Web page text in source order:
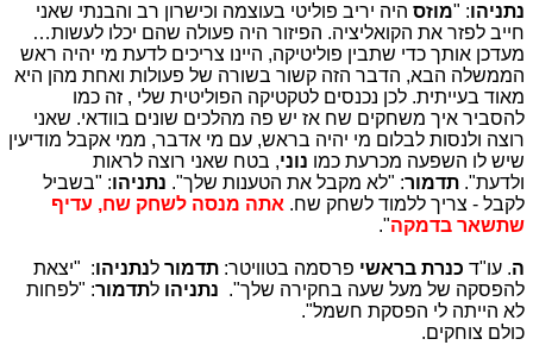
נתניהו: "מוזס היה יריב פוליטי בעוצמה וכישרון רב והבנתי שאני
חייב לפזר את הקואליציה. הפיזור היה פעולה שהם יכלו לעשות…
מעדכן אותך כדי שתבין פוליטיקה, היינו צריכים לדעת מי יהיה ראש
הממשלה הבא, הדבר הזה קשור בשורה של פעולות ואחת מהן היא
מאוד בעייתית. לכן נכנסים לטקטיקה הפוליטית שלי , זה כמו
להסביר איך משחקים שח אז יש פה מהלכים שונים בוודאי. שאני
רוצה ולנסות לבלום מי יהיה בראש, עם מי אדבר, ממי אקבל מודיעין
שיש לו השפעה מכרעת כמו נוני, בטח שאני רוצה לראות
ולדעת". תדמור: "לא מקבל את הטענות שלך". נתניהו: "בשביל
לקבל - צריך ללמוד לשחק שח. אתה מנסה לשחק שח, עדיף
שתשאר בדמקה".
ה. עו"ד כנרת בראשי פרסמה בטוויטר: תדמור לנתניהו: "יצאת
להפסקה של מעל שעה בחקירה שלך". נתניהו לתדמור: "לפחות
לא הייתה לי הפסקת חשמל".
כולם צוחקים.